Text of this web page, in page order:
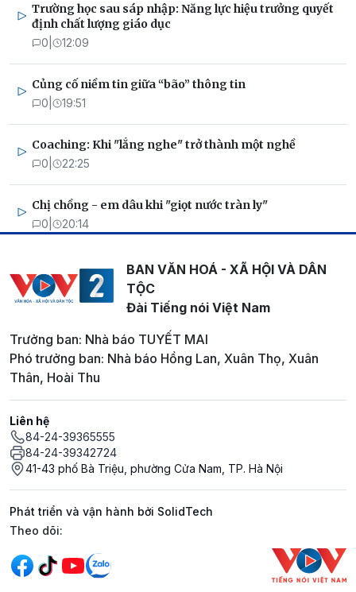
Trường học sau sáp nhập: Năng lực hiệu trưởng quyết
định chất lượng giáo dục
0 12:09
Củng cố niềm tin giữa “bão” thông tin
0 19:51
Coaching: Khi "lắng nghe" trở thành một nghề
0 22:25
Chị chồng - em dâu khi "giọt nước tràn ly"
0 20:14
BAN VĂN HOÁ - XÃ HỘI VÀ DÂN
TỘC
Đài Tiếng nói Việt Nam
Trưởng ban: Nhà báo TUYẾT MAI
Phó trưởng ban: Nhà báo Hồng Lan, Xuân Thọ, Xuân
Thân, Hoài Thu
Liên hệ
84-24-39365555
84-24-39342724
41-43 phố Bà Triệu, phường Cửa Nam, TP. Hà Nội
Phát triển và vận hành bởi SolidTech
Mạng xã hội
Theo dõi: